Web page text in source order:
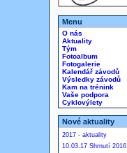
Menu
O nás
Aktuality
Tým
Fotoalbum
Fotogalerie
Kalendář závodů
Výsledky závodů
Kam na trénink
Vaše podpora
Cyklovýlety
Nové aktuality
2017 - aktuality
10.03.17 Shrnutí 2016